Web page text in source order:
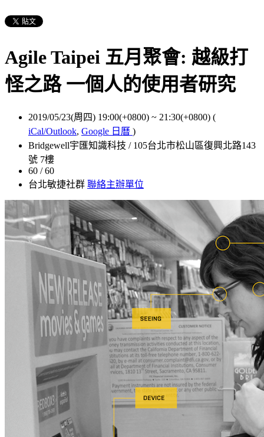
Agile Taipei 五月聚會: 越級打
怪之路 一個人的使用者研究
2019/05/23(周四) 19:00(+0800) ~ 21:30(+0800) (
iCal/Outlook, Google 日曆 )
Bridgewell宇匯知識科技 / 105台北市松山區復興北路143
號 7樓
60 / 60
台北敏捷社群 聯絡主辦單位